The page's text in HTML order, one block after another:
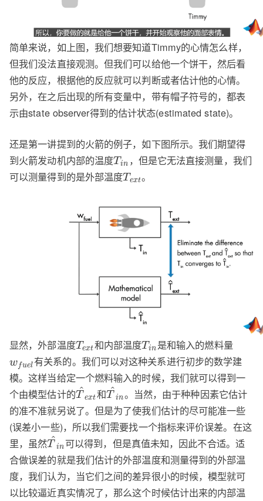
简单来说，如上图，我们想要知道Timmy的心情怎么样，
但我们没法直接观测。但我们可以给他一个饼干，然后看
他的反应，根据他的反应就可以判断或者估计他的心情。
另外，在之后出现的所有变量中，带有帽子符号的，都表
示由state observer得到的估计状态(estimated state)。
还是第一讲提到的火箭的例子，如下图所示。我们期望得
到火箭发动机内部的温度T in ，但是它无法直接测量，我们
可以测量得到的是外部温度T ext。
显然，外部温度Text和内部温度T in 是和输入的燃料量
wfuel 有关系的。我们可以对这种关系进行初步的数学建
模。这样当给定一个燃料输入的时候，我们就可以得到一
个由模型估计的T^ext和T^in。当然，由于种种因素它估计
的准不准就另说了。但是为了使我们估计的尽可能准一些
(误差小一些)，所以我们需要找一个指标来评价误差。在这
里，虽然T^in 可以得到，但是真值未知，因此不合适。适
合做误差的就是我们估计的外部温度和测量得到的外部温
度，我们认为，当它们之间的差异很小的时候，模型就可
以比较逼近真实情况了，那么这个时候估计出来的内部温